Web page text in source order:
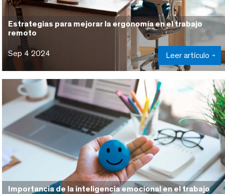
Estrategias para mejorar la ergonomía en el trabajo
remoto
Sep 4 2024 Leer artículo
Importancia de la inteligencia emocional en el trabajo